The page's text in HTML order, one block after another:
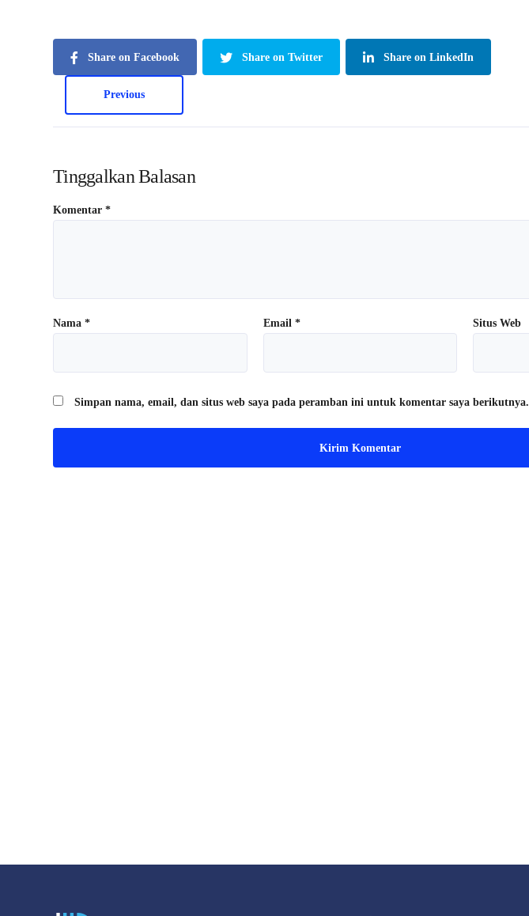
Share on Facebook Share on Twitter Share on LinkedIn
Previous
Tinggalkan Balasan
Komentar *
Nama * Email * Situs Web
Simpan nama, email, dan situs web saya pada peramban ini untuk komentar saya berikutnya.